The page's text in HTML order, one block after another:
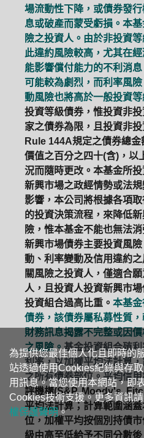
場流動性下降，或債券發
息或破產而蒙受虧損。本
險之投資人。由於非投資
此違約風險較高，尤其在
能影響償付能力的不利消
可能較為劇烈，而利率風
動風險也將高於一般投資等
投資等級債券，惟投資非
家之債券為限，且投資非
Rule 144A規定之債券總
價值之百分之四十(含)，以
況而隨時更改。本基金所
新興市場之政經情勢或法
影響，本公司將根據各項
的投資決策流程，來降低
險，惟本基金不能也無法
新興市場債券主要投資風
動、利率變動及信用違約
關風險之投資人，僅適合
人，且投資人投資新興市
投資組合過高比重。 本基
債券，該債券屬私募性質
財務訊息揭露不完整或因
之風險。 基金投資組合殖
利率，以加權平均法計算
之所有債券部位。平均信
評機構(S&P, Moody's,
平均法計算；計算範圍涵
位，加權平均按個別持債
級由高至低給予不同分數
為提供您最佳個人化且即時的
站透過使用Cookies紀錄與存
用訊息。當您使用本網站，即
Cookies技術支援。更多資訊
權保護聲明。